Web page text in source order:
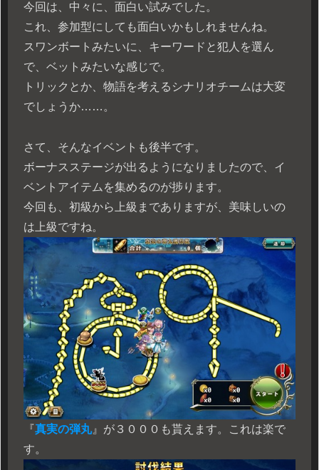
今回は、中々に、面白い試みでした。
これ、参加型にしても面白いかもしれませんね。
スワンボートみたいに、キーワードと犯人を選ん
で、ベットみたいな感じで。
トリックとか、物語を考えるシナリオチームは大変
でしょうか……。
さて、そんなイベントも後半です。
ボーナスステージが出るようになりましたので、イ
ベントアイテムを集めるのが捗ります。
今回も、初級から上級までありますが、美味しいの
は上級ですね。
『真実の弾丸』が３０００も貰えます。これは楽で
す。